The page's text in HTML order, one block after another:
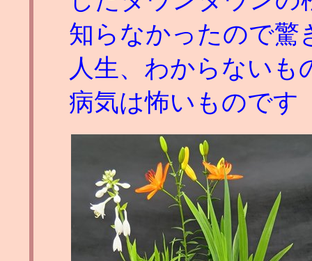
知らなかったので驚
人生、わからないも
病気は怖いものです